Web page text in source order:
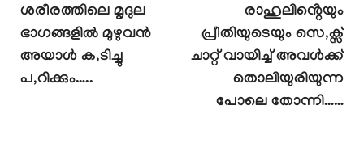
ശരീരത്തിലെ മൃദുല
ഭാഗങ്ങളിൽ മുഴുവൻ
അയാൾ ക,ടിച്ചു
പ,റിക്കും…..
രാഹുലിൻ്റെയും
പ്രീതിയുടെയും സെ,ക്സ്
ചാറ്റ് വായിച്ച് അവൾക്ക്
തൊലിയുരിയുന്ന
പോലെ തോന്നി……